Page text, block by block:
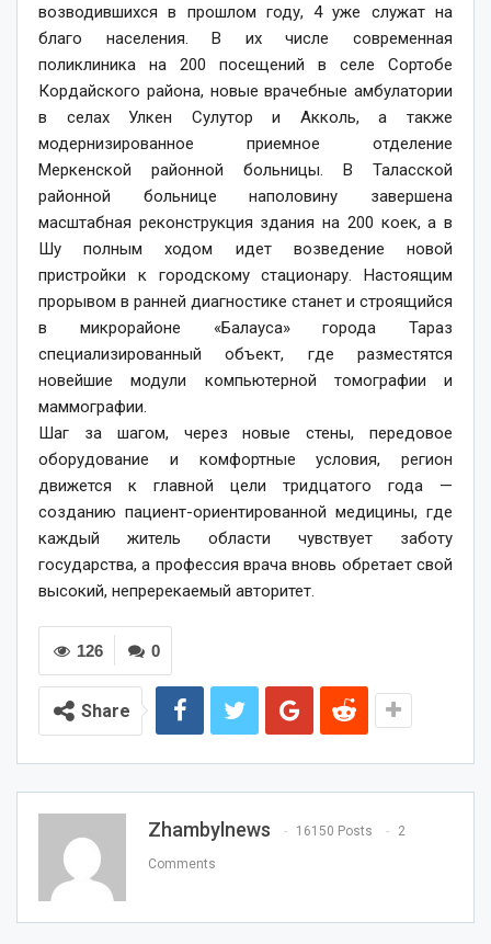
возводившихся в прошлом году, 4 уже служат на
благо населения. В их числе современная
поликлиника на 200 посещений в селе Сортобе
Кордайского района, новые врачебные амбулатории
в селах Улкен Сулутор и Акколь, а также
модернизированное приемное отделение
Меркенской районной больницы. В Таласской
районной больнице наполовину завершена
масштабная реконструкция здания на 200 коек, а в
Шу полным ходом идет возведение новой
пристройки к городскому стационару. Настоящим
прорывом в ранней диагностике станет и строящийся
в микрорайоне «Балауса» города Тараз
специализированный объект, где разместятся
новейшие модули компьютерной томографии и
маммографии.
Шаг за шагом, через новые стены, передовое
оборудование и комфортные условия, регион
движется к главной цели тридцатого года —
созданию пациент-ориентированной медицины, где
каждый житель области чувствует заботу
государства, а профессия врача вновь обретает свой
высокий, непререкаемый авторитет.
0
126
Share
Zhambylnews 16150 Posts 2
Comments